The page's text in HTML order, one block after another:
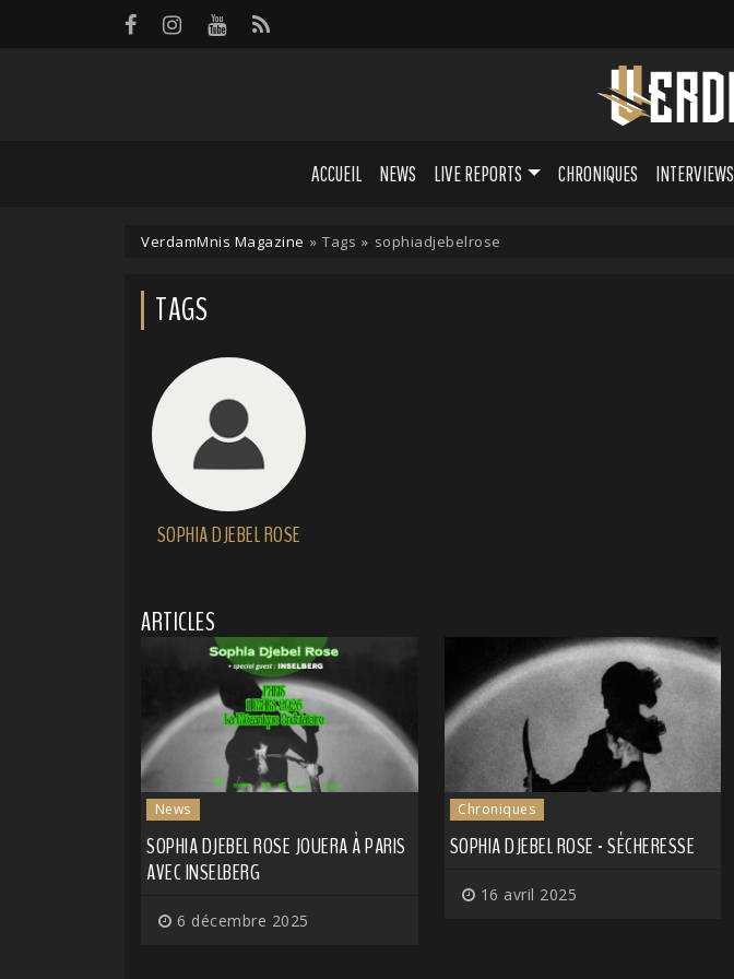
ACCUEIL NEWS LIVE REPORTS CHRONIQUES INTERVIEWS
VerdamMnis Magazine » Tags » sophiadjebelrose
TAGS
SOPHIA DJEBEL ROSE
ARTICLES
News
SOPHIA DJEBEL ROSE JOUERA À PARIS
AVEC INSELBERG
6 décembre 2025
Chroniques
SOPHIA DJEBEL ROSE - SÉCHERESSE
16 avril 2025
Panneau de gestion des cookies